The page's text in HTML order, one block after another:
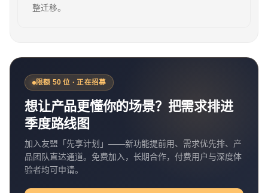
整迁移。
限额 50 位 · 正在招募
想让产品更懂你的场景？把需求排进
季度路线图
加入友盟「先享计划」——新功能提前用、需求优先排、产
品团队直达通道。免费加入，长期合作，付费用户与深度体
验者均可申请。